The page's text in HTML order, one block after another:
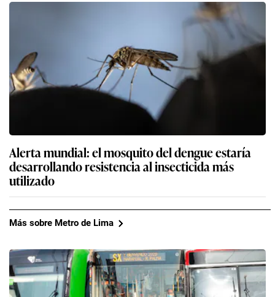
Alerta mundial: el mosquito del dengue estaría
desarrollando resistencia al insecticida más
utilizado
Más sobre Metro de Lima